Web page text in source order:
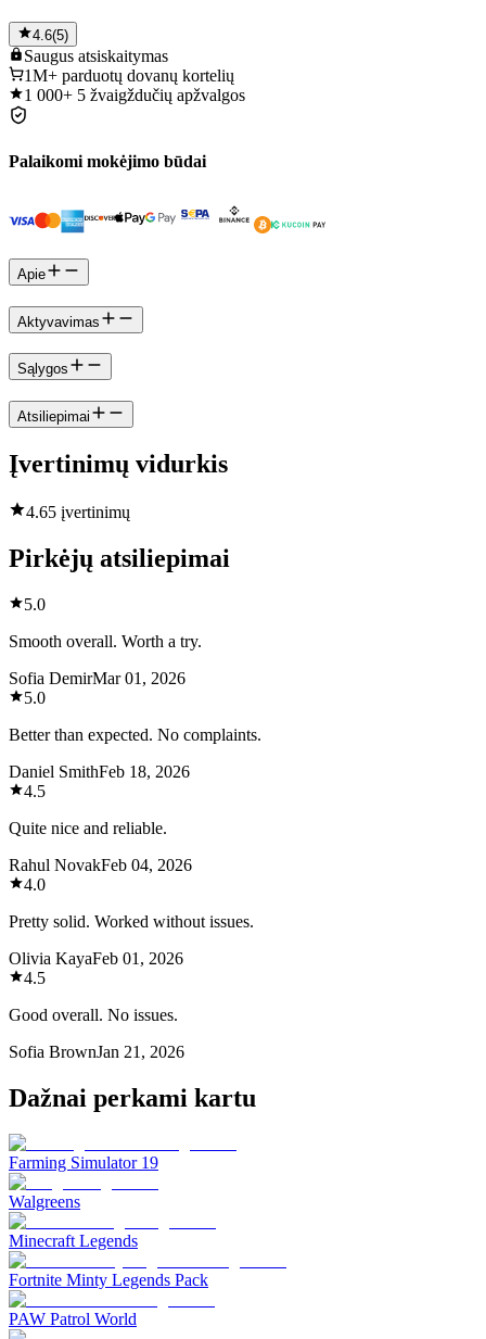
4.6(5)
Saugus atsiskaitymas
1M+ parduotų dovanų kortelių
1 000+ 5 žvaigždučių apžvalgos
Palaikomi mokėjimo būdai
Apie
Aktyvavimas
Sąlygos
Atsiliepimai
Įvertinimų vidurkis
4.65 įvertinimų
Pirkėjų atsiliepimai
5.0
Smooth overall. Worth a try.
Sofia DemirMar 01, 2026
5.0
Better than expected. No complaints.
Daniel SmithFeb 18, 2026
4.5
Quite nice and reliable.
Rahul NovakFeb 04, 2026
4.0
Pretty solid. Worked without issues.
Olivia KayaFeb 01, 2026
4.5
Good overall. No issues.
Sofia BrownJan 21, 2026
Dažnai perkami kartu
Farming Simulator 19
Walgreens
Minecraft Legends
Fortnite Minty Legends Pack
PAW Patrol World